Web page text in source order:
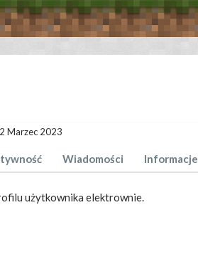
Marzec 2023
Wiadomości Informacje
użytkownika elektrownie.